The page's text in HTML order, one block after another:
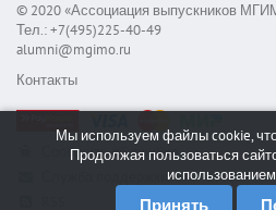
© 2020 «Ассоциация выпускников
Тел.: +7(495)225-40-49
alumni@mgimo.ru
Контакты
Сообщить об ошибке
Мы используем файлы cookie,
Продолжая пользоваться
Принять